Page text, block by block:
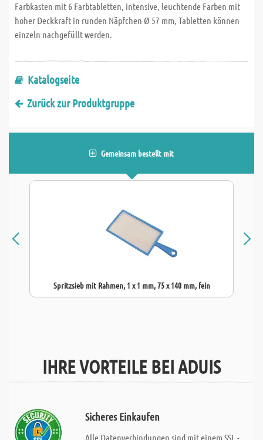
Farbkasten mit 6 Farbtabletten, intensive, leuchtende Farben mit
hoher Deckkraft in runden Näpfchen Ø 57 mm, Tabletten können
einzeln nachgefüllt werden.
Katalogseite
Zurück zur Produktgruppe
Gemeinsam bestellt mit
Spritzsieb mit Rahmen, 1 x 1 mm, 75 x 140 mm, fein
IHRE VORTEILE BEI ADUIS
Sicheres Einkaufen
Alle Datenverbindungen sind mit einem SSL -